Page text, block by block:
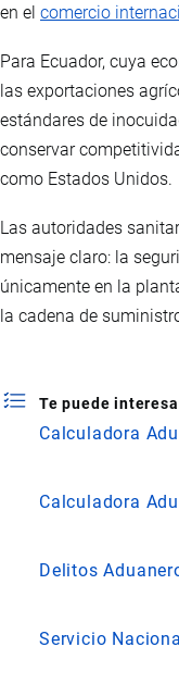
en el comercio
Para Ecuador, cuya
las exportaciones
estándares de
conservar
como Estados Unidos.
Las autoridades
mensaje claro: la
únicamente en la
la cadena de
Te puede
Calculadora
Calculadora
Delitos
Servicio